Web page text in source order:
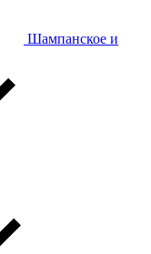
Шампанское и